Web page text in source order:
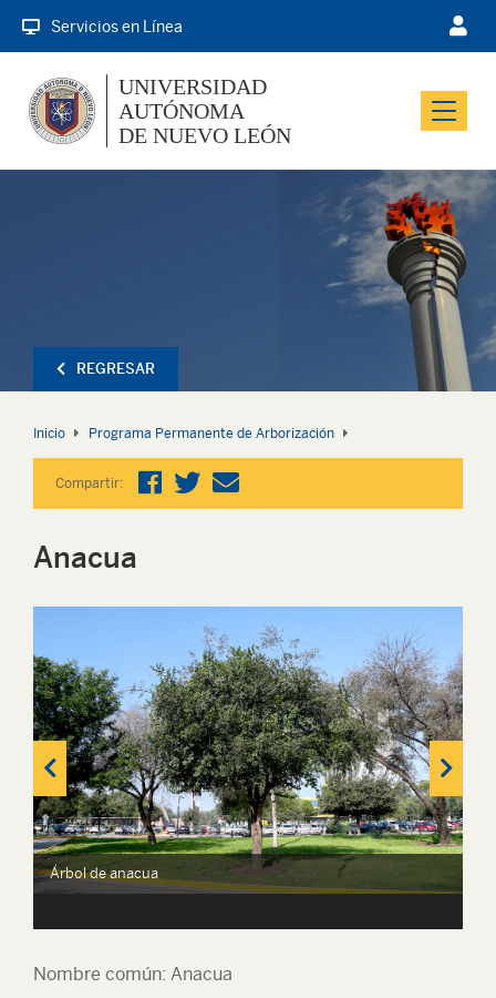
Servicios en Línea
Menu
UNIVERSIDAD
AUTÓNOMA
DE NUEVO LEÓN
REGRESAR
Inicio Programa Permanente de Arborización
Compartir:
Anacua
Árbol de anacua
Nombre común: Anacua